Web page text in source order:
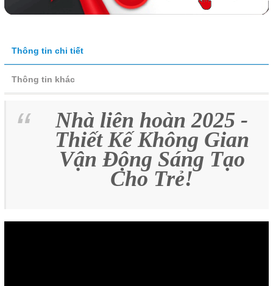
Thông tin chi tiết
Thông tin khác
Nhà liên hoàn 2025 -
Thiết KếKhông Gian
Vận Động Sáng Tạo
Cho Trẻ!